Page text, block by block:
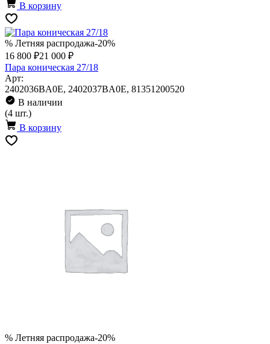
В корзину
% Летняя распродажа-20%
16 800 ₽21 000 ₽
Пара коническая 27/18
Арт:
2402036BA0E, 2402037BA0E, 81351200520
В наличии
(4 шт.)
В корзину
% Летняя распродажа-20%